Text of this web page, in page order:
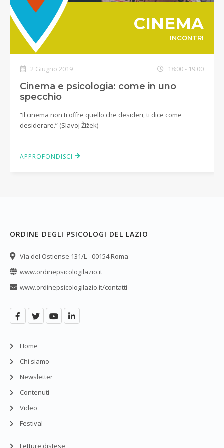
CINEMA
INCONTRI
2 Giugno 2019 18:00 - 19:00
Cinema e psicologia: come in uno
specchio
“Il cinema non ti offre quello che desideri, ti dice come
desiderare.” (Slavoj Žižek)
APPROFONDISCI
ORDINE DEGLI PSICOLOGI DEL LAZIO
Via del Ostiense 131/L - 00154 Roma
www.ordinepsicologilazio.it
www.ordinepsicologilazio.it/contatti
Home
Chi siamo
Newsletter
Contenuti
Video
Festival
Letture distese